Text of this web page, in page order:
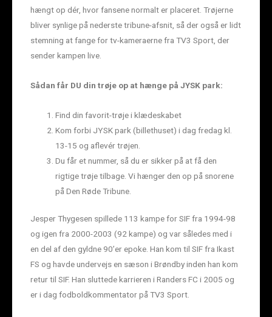
hængt op dér, hvor fansene normalt er placeret. Trøjerne
bliver synlige på nederste tribune-afsnit, så der også er lidt
stemning at fange for tv-kameraerne fra TV3 Sport, der
sender kampen live.
Sådan får DU din trøje op at hænge på JYSK park:
Find din favorit-trøje i klædeskabet
Kom forbi JYSK park (billethuset) i dag fredag kl.
13-15 og aflevér trøjen.
Du får et nummer, så du er sikker på at få den
rigtige trøje tilbage. Vi hænger den op på snorene
på Den Røde Tribune.
Jesper Thygesen spillede 113 kampe for SIF fra 1994-98
og igen fra 2000-2003 (92 kampe) og var således med i
en del af den gyldne 90’er epoke. Han kom til SIF fra Ikast
FS og havde undervejs en sæson i Brøndby inden han kom
retur til SIF. Han sluttede karrieren i Randers FC i 2005 og
er i dag fodboldkommentator på TV3 Sport.